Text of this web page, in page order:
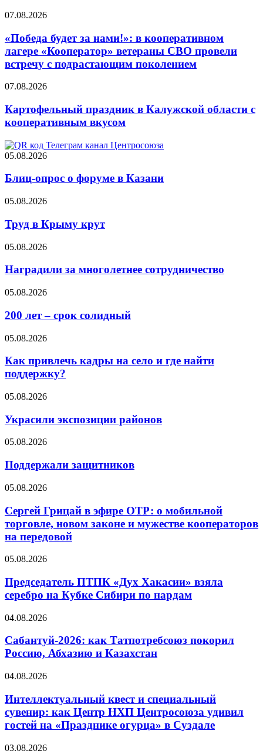
07.08.2026
«Победа будет за нами!»: в кооперативном
лагере «Кооператор» ветераны СВО провели
встречу с подрастающим поколением
07.08.2026
Картофельный праздник в Калужской области с
кооперативным вкусом
05.08.2026
Блиц-опрос о форуме в Казани
05.08.2026
Труд в Крыму крут
05.08.2026
Наградили за многолетнее сотрудничество
05.08.2026
200 лет – срок солидный
05.08.2026
Как привлечь кадры на село и где найти
поддержку?
05.08.2026
Украсили экспозиции районов
05.08.2026
Поддержали защитников
05.08.2026
Сергей Грицай в эфире ОТР: о мобильной
торговле, новом законе и мужестве кооператоров
на передовой
05.08.2026
Председатель ПТПК «Дух Хакасии» взяла
серебро на Кубке Сибири по нардам
04.08.2026
Сабантуй-2026: как Татпотребсоюз покорил
Россию, Абхазию и Казахстан
04.08.2026
Интеллектуальный квест и специальный
сувенир: как Центр НХП Центросоюза удивил
гостей на «Празднике огурца» в Суздале
03.08.2026